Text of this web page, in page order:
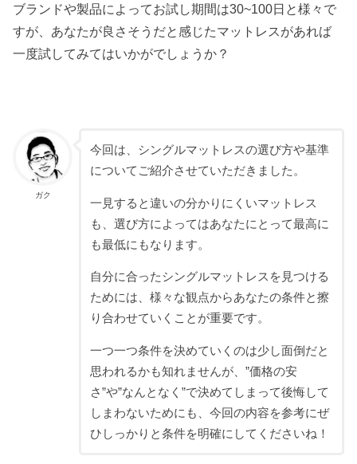
ブランドや製品によってお試し期間は30~100日と様々で
すが、あなたが良さそうだと感じたマットレスがあれば
一度試してみてはいかがでしょうか？
ガク
今回は、シングルマットレスの選び方や基準
についてご紹介させていただきました。
一見すると違いの分かりにくいマットレス
も、選び方によってはあなたにとって最高に
も最低にもなります。
自分に合ったシングルマットレスを見つける
ためには、様々な観点からあなたの条件と擦
り合わせていくことが重要です。
一つ一つ条件を決めていくのは少し面倒だと
思われるかも知れませんが、”価格の安
さ”や”なんとなく”で決めてしまって後悔して
しまわないためにも、今回の内容を参考にぜ
ひしっかりと条件を明確にしてくださいね！